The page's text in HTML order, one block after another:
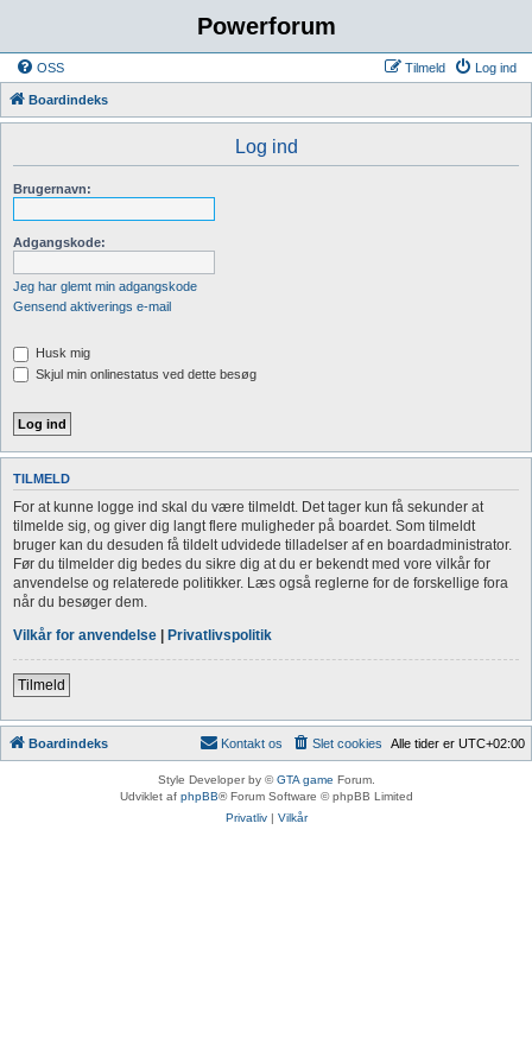
Powerforum
OSS Log ind
Tilmeld
Boardindeks
Log ind
Brugernavn:
Adgangskode:
Jeg har glemt min adgangskode
Gensend aktiverings e-mail
Husk mig
Skjul min onlinestatus ved dette besøg
TILMELD
For at kunne logge ind skal du være tilmeldt. Det tager kun få sekunder at
tilmelde sig, og giver dig langt flere muligheder på boardet. Som tilmeldt
bruger kan du desuden få tildelt udvidede tilladelser af en boardadministrator.
Før du tilmelder dig bedes du sikre dig at du er bekendt med vore vilkår for
anvendelse og relaterede politikker. Læs også reglerne for de forskellige fora
når du besøger dem.
Vilkår for anvendelse | Privatlivspolitik
Tilmeld
Boardindeks Alle tider er UTC+02:00
Slet cookies
Kontakt os
Style Developer by ©GTA game Forum.
Udviklet af phpBB® Forum Software © phpBB Limited
Privatliv| Vilkår